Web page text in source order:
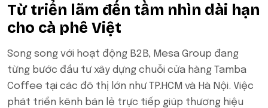
Từ triển lãm đến tầm nhìn dài hạn
cho cà phê Việt
Song song với hoạt động B2B, Mesa Group đang
từng bước đầu tư xây dựng chuỗi cửa hàng Tamba
Coffee tại các đô thị lớn như TP.HCM và Hà Nội. Việc
phát triển kênh bán lẻ trực tiếp giúp thương hiệu